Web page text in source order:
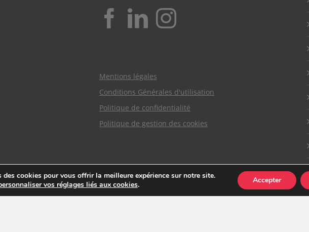
Mentions légales
Conditions Générales d'utilisation
Politique de confidentialité
Politique de gestion des cookies
des cookies pour vous offrir la meilleure expérience sur notre site.
vos réglages liés aux cookies. Accepter